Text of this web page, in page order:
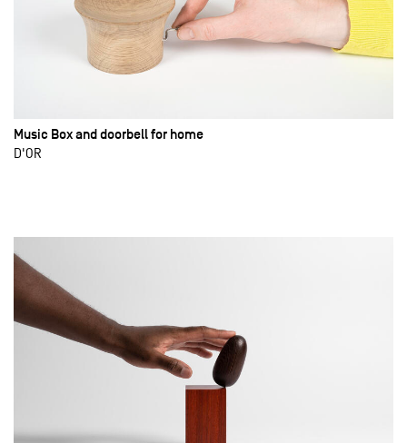
Music Box and doorbell for home
D'OR